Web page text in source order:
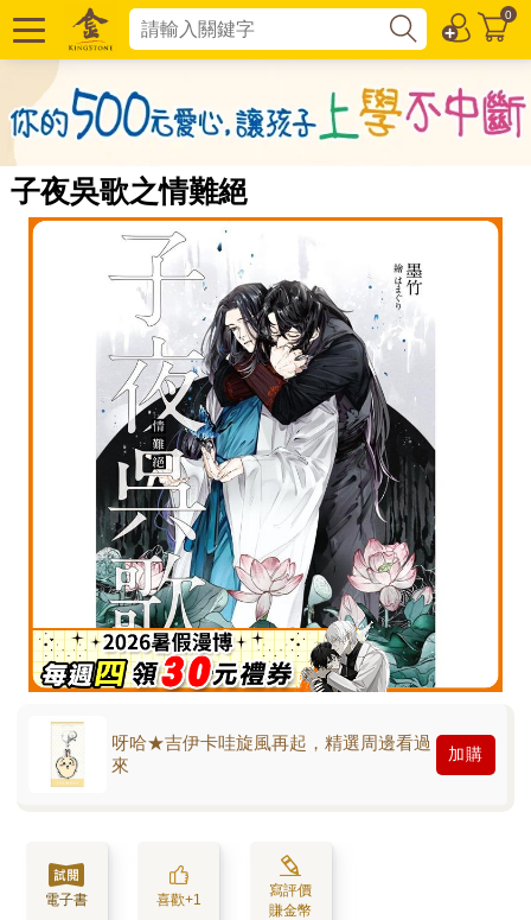
0
子夜吳歌之情難絕
呀哈★吉伊卡哇旋風再起，精選周邊看過
來
加購
電子書 喜歡+1
寫評價
賺金幣